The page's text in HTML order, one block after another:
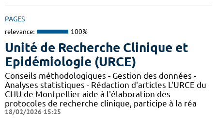
PAGES
relevance: 100%
Unité de Recherche Clinique et
Epidémiologie (URCE)
Conseils méthodologiques - Gestion des données -
Analyses statistiques - Rédaction d'articles L'URCE du
CHU de Montpellier aide à l'élaboration des
protocoles de recherche clinique, participe à la réa
18/02/2026 15:25